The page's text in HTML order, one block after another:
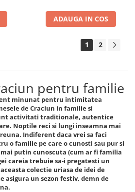
ADAUGA IN COS
1 2
pentru familie
minunat pentru intimitatea
de Craciun in familie si
activitati traditionale, autentice
Noptile reci si lungi inseamna mai
Indiferent daca vrei sa faci
o familie pe care o cunosti sau pur si
putin cunoscuta (cum ar fi familia
careia trebuie sa-i pregatesti un
colectie uriasa de idei de
asigura un sezon festiv, demn de